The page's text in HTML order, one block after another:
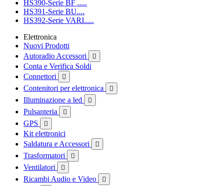
HS390-Serie BF .....
HS391-Serie BU....
HS392-Serie VARI.....
Elettronica
Nuovi Prodotti
Autoradio Accessori

Conta e Verifica Soldi
Connettori

Contenitori per elettronica 
Illuminazione a led 
Pulsanteria 
GPS 
Kit elettronici
Saldatura e Accessori

Trasformatori 
Ventilatori 
Ricambi Audio e Video 